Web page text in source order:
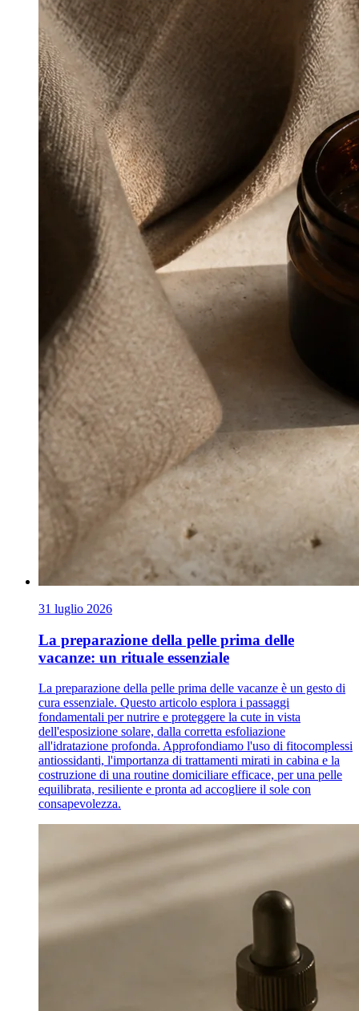
31 luglio 2026
La preparazione della pelle prima delle
vacanze: un rituale essenziale
La preparazione della pelle prima delle vacanze è un gesto di
cura essenziale. Questo articolo esplora i passaggi
fondamentali per nutrire e proteggere la cute in vista
dell'esposizione solare, dalla corretta esfoliazione
all'idratazione profonda. Approfondiamo l'uso di fitocomplessi
antiossidanti, l'importanza di trattamenti mirati in cabina e la
costruzione di una routine domiciliare efficace, per una pelle
equilibrata, resiliente e pronta ad accogliere il sole con
consapevolezza.